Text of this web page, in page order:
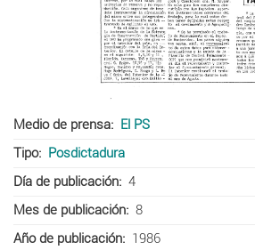
Medio de prensa
El PS
Tipo
Posdictadura
Día de publicación
4
Mes de publicación
8
Año de publicación
1986